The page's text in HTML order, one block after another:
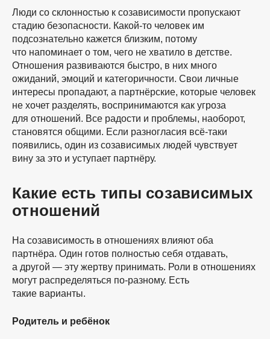
Люди со склонностью к созависимости пропускают
стадию безопасности. Какой-то человек им
подсознательно кажется близким, потому
что напоминает о том, чего не хватило в детстве.
Отношения развиваются быстро, в них много
ожиданий, эмоций и категоричности. Свои личные
интересы пропадают, а партнёрские, которые человек
не хочет разделять, воспринимаются как угроза
для отношений. Все радости и проблемы, наоборот,
становятся общими. Если разногласия всё-таки
появились, один из созависимых людей чувствует
вину за это и уступает партнёру.
Какие есть типы созависимых
отношений
На созависимость в отношениях влияют оба
партнёра. Один готов полностью себя отдавать,
а другой — эту жертву принимать. Роли в отношениях
могут распределяться по-разному. Есть
такие варианты.
Родитель и ребёнок